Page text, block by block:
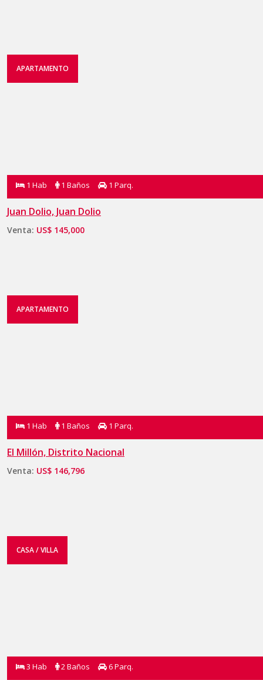
APARTAMENTO
1 Hab 1 Baños 1 Parq.
Juan Dolio, Juan Dolio
Venta: US$ 145,000
APARTAMENTO
1 Hab 1 Baños 1 Parq.
El Millón, Distrito Nacional
Venta: US$ 146,796
CASA / VILLA
3 Hab 2 Baños 6 Parq.